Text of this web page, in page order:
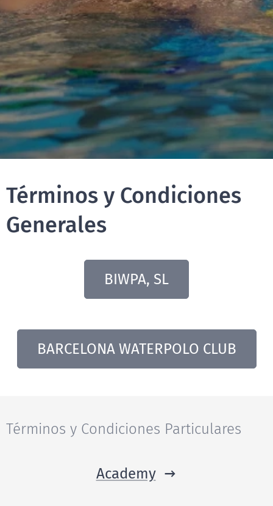
Términos y Condiciones
Generales
BIWPA, SL
BARCELONA WATERPOLO CLUB
Términos y Condiciones Particulares
Academy